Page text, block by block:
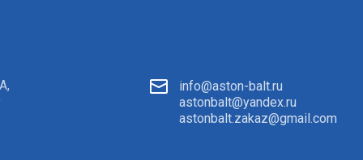
info@aston-balt.ru
astonbalt@yandex.ru
astonbalt.zakaz@gmail.com